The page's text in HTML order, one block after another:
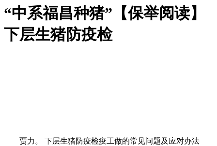
“中系福昌种猪”【保举阅读】
下层生猪防疫检
贾力。 下层生猪防疫检疫工做的常见问题及应对办法